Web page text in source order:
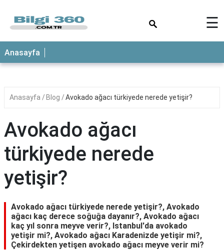
ANASAYFA
☰
Anasayfa
Anasayfa Blog Avokado ağacı türkiyede nerede yetişir?
Avokado ağacı
türkiyede nerede
yetişir?
Avokado ağacı türkiyede nerede yetişir?, Avokado
ağacı kaç derece soğuğa dayanır?, Avokado ağacı
kaç yıl sonra meyve verir?, Istanbul'da avokado
yetişir mi?, Avokado ağacı Karadenizde yetişir mi?,
Çekirdekten yetişen avokado ağacı meyve verir mi?